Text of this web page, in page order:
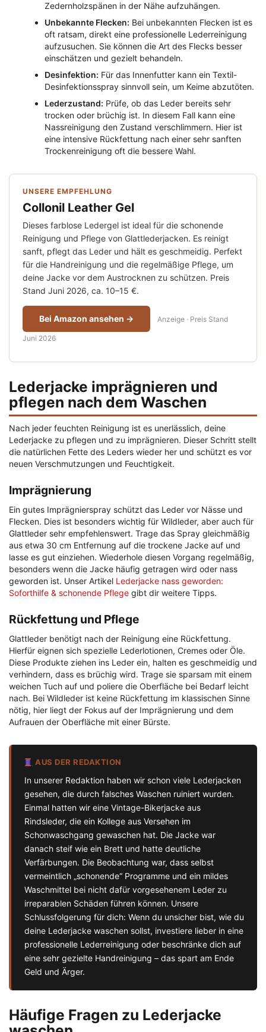
Zedernholzspänen in der Nähe aufzuhängen.
Unbekannte Flecken: Bei unbekannten Flecken ist es
oft ratsam, direkt eine professionelle Lederreinigung
aufzusuchen. Sie können die Art des Flecks besser
einschätzen und gezielt behandeln.
Desinfektion: Für das Innenfutter kann ein Textil-
Desinfektionsspray sinnvoll sein, um Keime abzutöten.
Lederzustand: Prüfe, ob das Leder bereits sehr
trocken oder brüchig ist. In diesem Fall kann eine
Nassreinigung den Zustand verschlimmern. Hier ist
eine intensive Rückfettung nach einer sehr sanften
Trockenreinigung oft die bessere Wahl.
UNSERE EMPFEHLUNG
Collonil Leather Gel
Dieses farblose Ledergel ist ideal für die schonende
Reinigung und Pflege von Glattlederjacken. Es reinigt
sanft, pflegt das Leder und hält es geschmeidig. Perfekt
für die Handreinigung und die regelmäßige Pflege, um
deine Jacke vor dem Austrocknen zu schützen. Preis
Stand Juni 2026, ca. 10–15 €.
Bei Amazon ansehen → Anzeige · Preis Stand
Juni 2026
Lederjacke imprägnieren und
pflegen nach dem Waschen
Nach jeder feuchten Reinigung ist es unerlässlich, deine
Lederjacke zu pflegen und zu imprägnieren. Dieser Schritt stellt
die natürlichen Fette des Leders wieder her und schützt es vor
neuen Verschmutzungen und Feuchtigkeit.
Imprägnierung
Ein gutes Imprägnierspray schützt das Leder vor Nässe und
Flecken. Dies ist besonders wichtig für Wildleder, aber auch für
Glattleder sehr empfehlenswert. Trage das Spray gleichmäßig
aus etwa 30 cm Entfernung auf die trockene Jacke auf und
lasse es gut einziehen. Wiederhole diesen Vorgang regelmäßig,
besonders wenn die Jacke häufig getragen wird oder nass
geworden ist. Unser Artikel Lederjacke nass geworden:
Soforthilfe & schonende Pflege gibt dir weitere Tipps.
Rückfettung und Pflege
Glattleder benötigt nach der Reinigung eine Rückfettung.
Hierfür eignen sich spezielle Lederlotionen, Cremes oder Öle.
Diese Produkte ziehen ins Leder ein, halten es geschmeidig und
verhindern, dass es brüchig wird. Trage sie sparsam mit einem
weichen Tuch auf und poliere die Oberfläche bei Bedarf leicht
nach. Bei Wildleder ist keine Rückfettung im klassischen Sinne
nötig, hier liegt der Fokus auf der Imprägnierung und dem
Aufrauen der Oberfläche mit einer Bürste.
AUS DER REDAKTION
In unserer Redaktion haben wir schon viele Lederjacken
gesehen, die durch falsches Waschen ruiniert wurden.
Einmal hatten wir eine Vintage-Bikerjacke aus
Rindsleder, die ein Kollege aus Versehen im
Schonwaschgang gewaschen hat. Die Jacke war
danach steif wie ein Brett und hatte deutliche
Verfärbungen. Die Beobachtung war, dass selbst
vermeintlich „schonende“ Programme und ein mildes
Waschmittel bei nicht dafür vorgesehenem Leder zu
irreparablen Schäden führen können. Unsere
Schlussfolgerung für dich: Wenn du unsicher bist, wie du
deine Lederjacke waschen sollst, investiere lieber in eine
professionelle Lederreinigung oder beschränke dich auf
eine sehr gezielte Handreinigung – das spart am Ende
Geld und Ärger.
Häufige Fragen zu Lederjacke